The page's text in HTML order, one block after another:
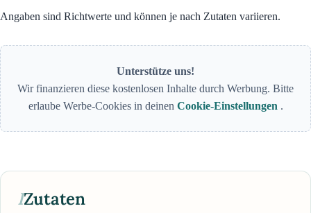
Angaben sind Richtwerte und können je nach Zutaten variieren.
Unterstütze uns!
Wir finanzieren diese kostenlosen Inhalte durch Werbung. Bitte
erlaube Werbe-Cookies in deinen Cookie-Einstellungen .
IZutaten